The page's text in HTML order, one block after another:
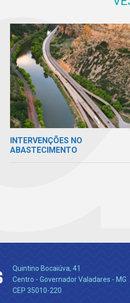
INTERVENÇÕES NO
ABASTECIMENTO
Quintino Bocaiúva, 41
Centro - Governador Valadares - MG
CEP 35010-220